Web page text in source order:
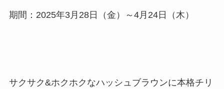
期間：2025年3月28日（金）～4月24日（木）
サクサク&ホクホクなハッシュブラウンに本格チリ